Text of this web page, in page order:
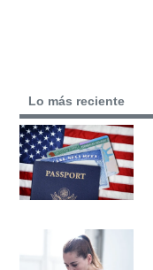
Lo más reciente